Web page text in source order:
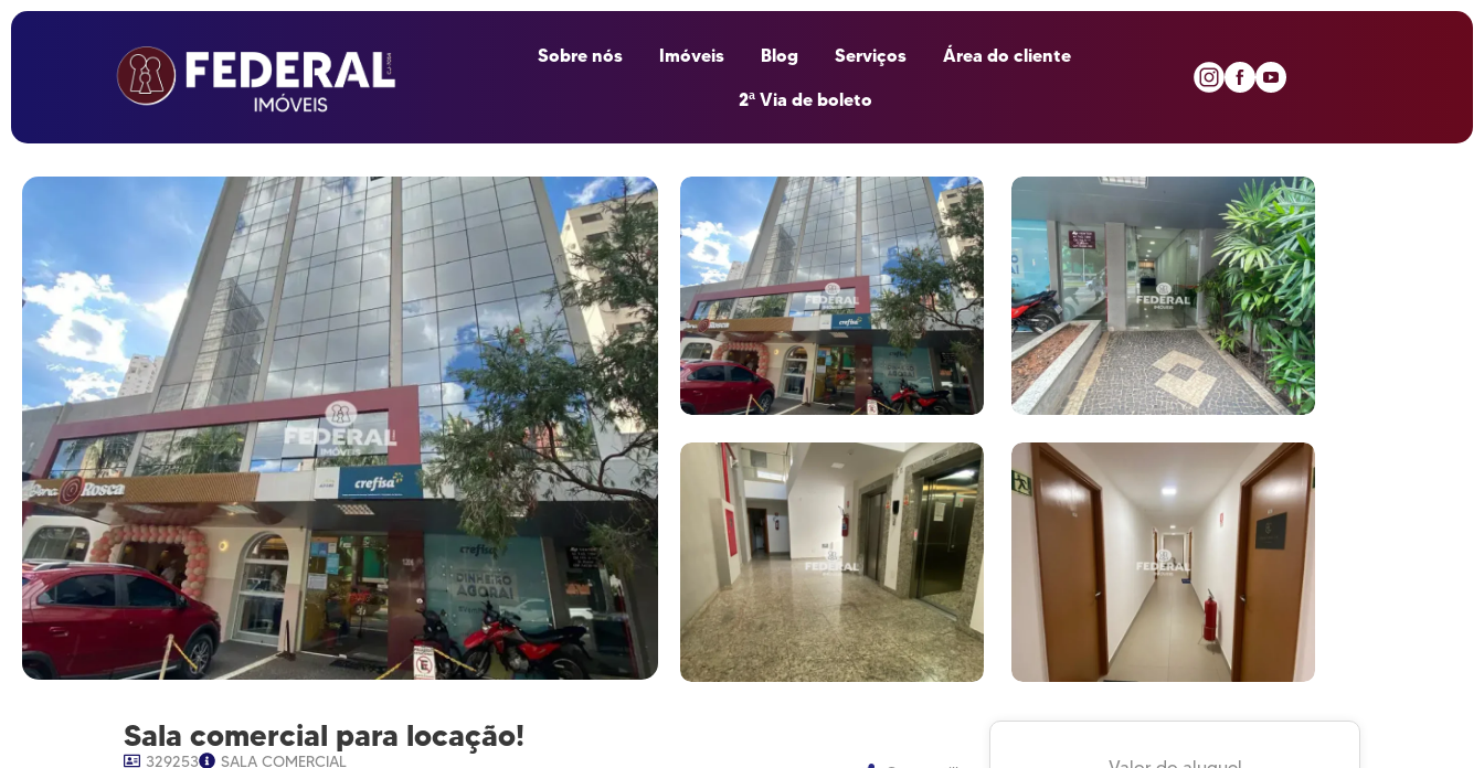
Sobre nós Imóveis Blog Serviços
Área do cliente
2ª Via de boleto
Sala comercial para locação!
329253 SALA COMERCIAL